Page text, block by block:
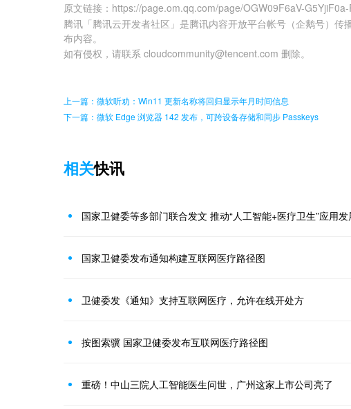
原文链接 ： https://page.om.qq.com/page/OGW09F6aV-
腾讯「腾讯云开发者社区」是腾讯内容开放平台帐号（企鹅号）传
布内容。
如有侵权，请联系 cloudcommunity@tencent.com 删除。
上一篇：微软听劝：Win11 更新名称将回归显示年月时间信息
下一篇：微软 Edge 浏览器 142 发布，可跨设备存储和同步 Passkeys
相关快讯
国家卫健委等多部门联合发文 推动“人工智能+医疗卫生”应用发
国家卫健委发布通知构建互联网医疗路径图
卫健委发《通知》支持互联网医疗，允许在线开处方
按图索骥 国家卫健委发布互联网医疗路径图
重磅！中山三院人工智能医生问世，广州这家上市公司亮了